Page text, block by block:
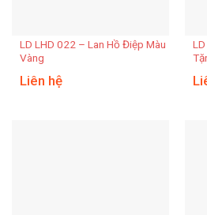
LD LHD 022 – Lan Hồ Điệp Màu
Vàng
Liên hệ